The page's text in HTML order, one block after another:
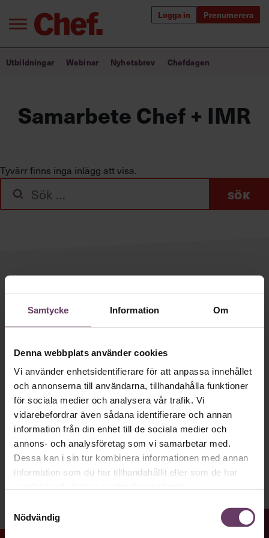
Samtycke Information Om
Denna webbplats använder cookies
Vi använder enhetsidentifierare för att anpassa innehållet
och annonserna till användarna, tillhandahålla funktioner
för sociala medier och analysera vår trafik. Vi
vidarebefordrar även sådana identifierare och annan
information från din enhet till de sociala medier och
annons- och analysföretag som vi samarbetar med.
Dessa kan i sin tur kombinera informationen med annan
information som du har tillhandahållit eller som de har
Nödvändig
Logga in Prenumerera
Logga in
Prenumerera
Villkor och policy för
personuppgiftsbehandling
Sök
Bra ledare förändrar världen
Utbildning för ledare
Populära utbildningar
Utbildningar Webinar Nyhetsbrev Chefdagen
Samarbete Chef + IMR
Tyvärr finns inga inlägg att visa.
Sök
efter:
Håll dig uppdaterad med våra
nyhetsbrev!
Våra populära nyhetsbrev samlar varje
Chefakademin. Ledarskapsnytta och
inspiration för dig som är chef, ledare
och/eller HR. Missa inget – börja
prenumerera idag! Det är helt kostnadsfritt.
JA TACK, JAG VILL HA NYHETSBREV!